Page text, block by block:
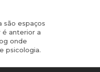
são espaços
é anterior a
onde
psicologia.